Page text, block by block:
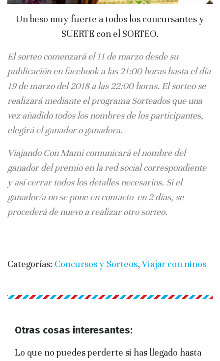
Un beso muy fuerte a todos los concursantes y
SUERTE con el SORTEO.
El sorteo comenzará el 11 de marzo desde su
publicación en facebook a las 21:00 horas hasta el día
19 de marzo del 2018 a las 22:00 horas. El sorteo se
realizará mediante el programa Sorteados que una
vez añadido todos los nombres de los participantes,
elegirá el ganador o ganadora.
Viajando Con Mami comunicará el nombre del
ganador del premio en la red social correspondiente
y así cerrar todos los detalles necesarios. Si el
ganador/a no se pone en contacto en 2 días, se
procederá de nuevo a realizar otro sorteo.
Categorías: Concursos y Sorteos, Viajar con niños
Otras cosas interesantes:
Lo que no puedes perderte si has llegado hasta